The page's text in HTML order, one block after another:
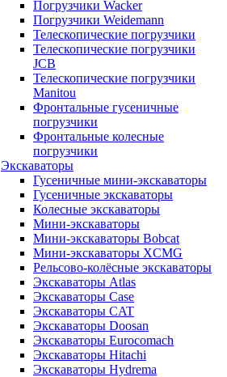
Погрузчики Wacker
Погрузчики Weidemann
Телескопические погрузчики
Телескопические погрузчики
JCB
Телескопические погрузчики
Manitou
Фронтальные гусеничные
погрузчики
Фронтальные колесные
погрузчики
Экскаваторы
Гусеничные мини-экскаваторы
Гусеничные экскаваторы
Колесные экскаваторы
Мини-экскаваторы
Мини-экскаваторы Bobcat
Мини-экскаваторы XCMG
Рельсово-колёсные экскаваторы
Экскаваторы Atlas
Экскаваторы Case
Экскаваторы CAT
Экскаваторы Doosan
Экскаваторы Eurocomach
Экскаваторы Hitachi
Экскаваторы Hydrema